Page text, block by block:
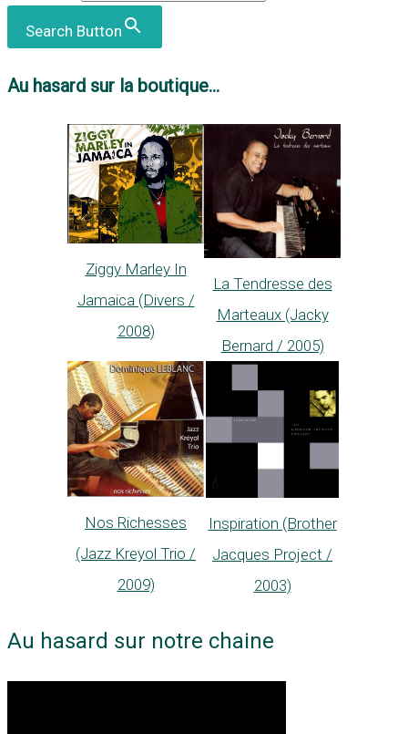
Search Button
Au hasard sur la boutique...
Ziggy Marley In
Jamaica (Divers /
2008)
La Tendresse des
Marteaux (Jacky
Bernard / 2005)
Nos Richesses
(Jazz Kreyol Trio /
2009)
Inspiration (Brother
Jacques Project /
2003)
Au hasard sur notre chaine